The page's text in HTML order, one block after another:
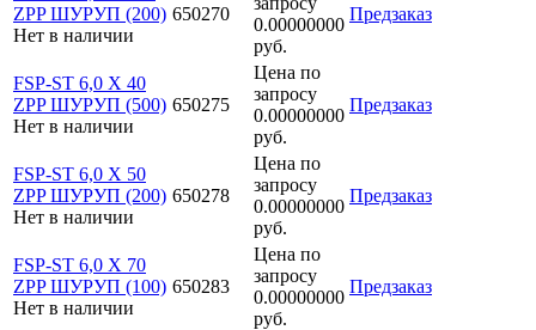
ZPP ШУРУП (200)
Нет в наличии
650270
0.00000000
руб.
Предзаказ
FSP-ST 6,0 X 40
ZPP ШУРУП (500)
Нет в наличии
650275
Цена по
запросу
0.00000000
руб.
Предзаказ
FSP-ST 6,0 X 50
ZPP ШУРУП (200)
Нет в наличии
650278
Цена по
запросу
0.00000000
руб.
Предзаказ
FSP-ST 6,0 X 70
ZPP ШУРУП (100)
Нет в наличии
650283
Цена по
запросу
0.00000000
руб.
Предзаказ